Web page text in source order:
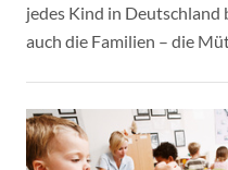
jedes Kind in Deutschland
auch die Familien – die